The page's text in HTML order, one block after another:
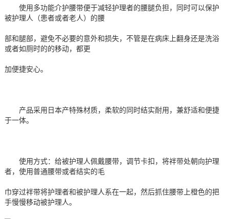
使用多功能介护腰带便于减轻护理者的腰腿负担，同时可以保护
被护理人（患者或者老人）的腰
部和腿部，避免不必要的意外和损失，不管是在病床上翻身还是洗浴
或者如厕时的的移动，都更
加便捷安心。
产品采用日本产特殊材质，柔软的同时结实耐用，兼舒适和便捷
于一体。
使用方式：给被护理人佩戴腰带，调节卡扣，将袢带处朝向护理
者，使用普通腰带或者结实的毛
巾穿过袢带将护理者和被护理人系在一起，然后抓住腰带上橙色的把
手慢慢移动被护理人。